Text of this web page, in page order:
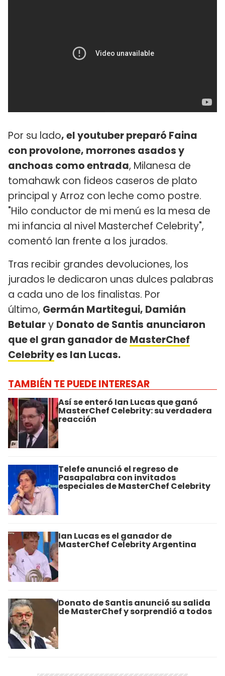
Por su lado, el youtuber preparó Faina
con provolone, morrones asados y
anchoas como entrada, Milanesa de
tomahawk con fideos caseros de plato
principal y Arroz con leche como postre.
"Hilo conductor de mi menú es la mesa de
mi infancia al nivel Masterchef Celebrity",
comentó Ian frente a los jurados.
Tras recibir grandes devoluciones, los
jurados le dedicaron unas dulces palabras
a cada uno de los finalistas. Por
último, Germán Martitegui, Damián
Betulary Donato de Santis anunciaron
que el gran ganador deMasterChef
Celebrityes Ian Lucas.
TAMBIÉN TE PUEDE INTERESAR
Así se enteró Ian Lucas que ganó
MasterChef Celebrity: su verdadera
reacción
Telefe anunció el regreso de
Pasapalabra con invitados
especiales de MasterChef Celebrity
Ian Lucas es el ganador de
MasterChef Celebrity Argentina
Donato de Santis anunció su salida
de MasterChef y sorprendió a todos